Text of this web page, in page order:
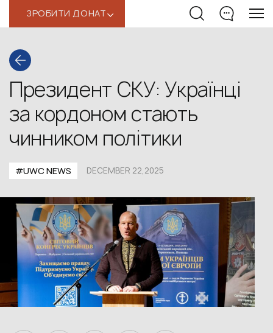
ЗРОБИТИ ДОНАТ‹
Президент СКУ: Українці
за кордоном стають
чинником політики
#UWС NEWS DECEMBER 22,2025